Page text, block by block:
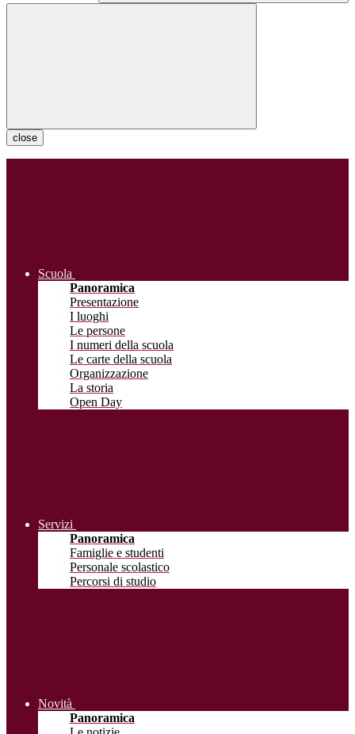
close
Scuola
Panoramica
Presentazione
I luoghi
Le persone
I numeri della scuola
Le carte della scuola
Organizzazione
La storia
Open Day
Servizi
Panoramica
Famiglie e studenti
Personale scolastico
Percorsi di studio
Novità
Panoramica